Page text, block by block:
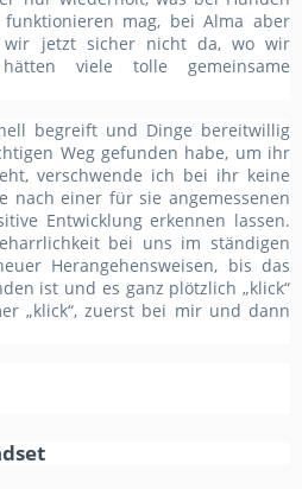
mag, bei Alma aber
jetzt sicher nicht da, wo wir
viele tolle gemeinsame
begreift und Dinge bereitwillig
Weg gefunden habe, um ihr
verschwende ich bei ihr keine
nach einer für sie angemessenen
Entwicklung erkennen lassen.
bei uns im ständigen
Herangehensweisen, bis das
ist und es ganz plötzlich „klick“
„klick“, zuerst bei mir und dann